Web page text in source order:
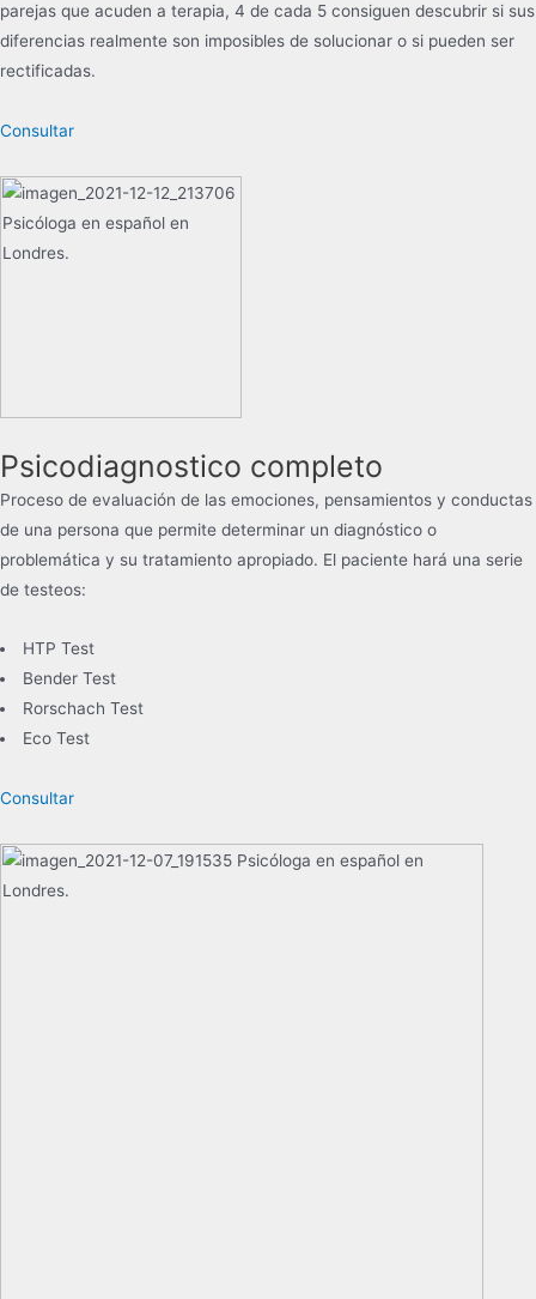
parejas que acuden a terapia, 4 de cada 5 consiguen descubrir si sus
diferencias realmente son imposibles de solucionar o si pueden ser
rectificadas.
Consultar
Psicodiagnostico completo
Proceso de evaluación de las emociones, pensamientos y conductas
de una persona que permite determinar un diagnóstico o
problemática y su tratamiento apropiado. El paciente hará una serie
de testeos:
HTP Test
Bender Test
Rorschach Test
Eco Test
Consultar